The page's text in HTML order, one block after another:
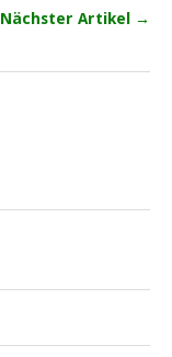
Nächster Artikel →